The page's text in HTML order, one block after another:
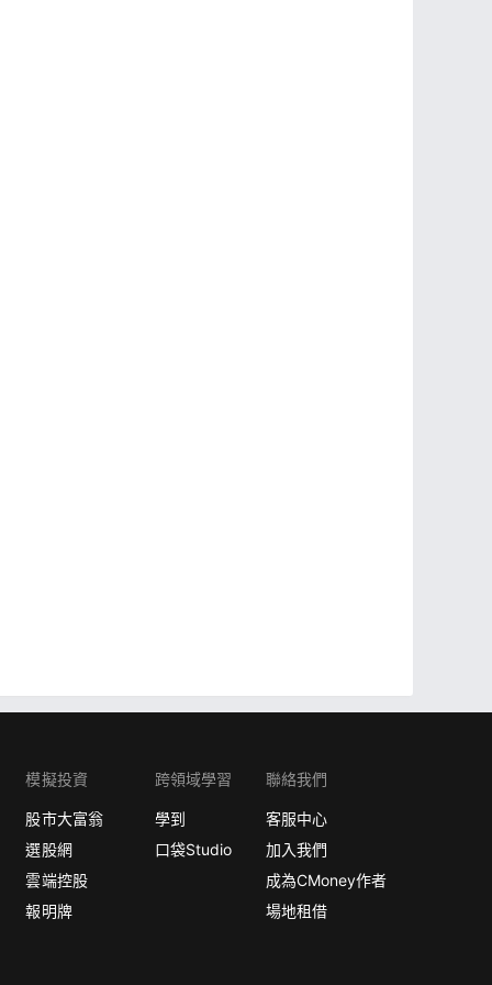
模擬投資
股市大富翁
選股網
雲端控股
報明牌
跨領域學習
學到
口袋Studio
聯絡我們
客服中心
加入我們
成為CMoney作者
場地租借